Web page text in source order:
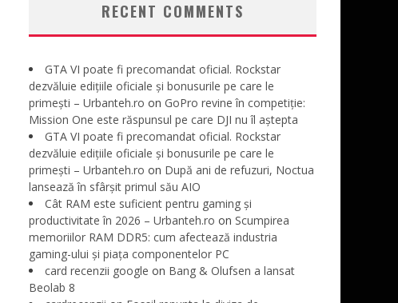
RECENT COMMENTS
GTA VI poate fi precomandat oficial. Rockstar
dezvăluie edițiile oficiale și bonusurile pe care le
primești – Urbanteh.ro on GoPro revine în competiție:
Mission One este răspunsul pe care DJI nu îl aștepta
GTA VI poate fi precomandat oficial. Rockstar
dezvăluie edițiile oficiale și bonusurile pe care le
primești – Urbanteh.ro on După ani de refuzuri, Noctua
lansează în sfârșit primul său AIO
Cât RAM este suficient pentru gaming și
productivitate în 2026 – Urbanteh.ro on Scumpirea
memoriilor RAM DDR5: cum afectează industria
gaming-ului și piața componentelor PC
card recenzii google on Bang & Olufsen a lansat
Beolab 8